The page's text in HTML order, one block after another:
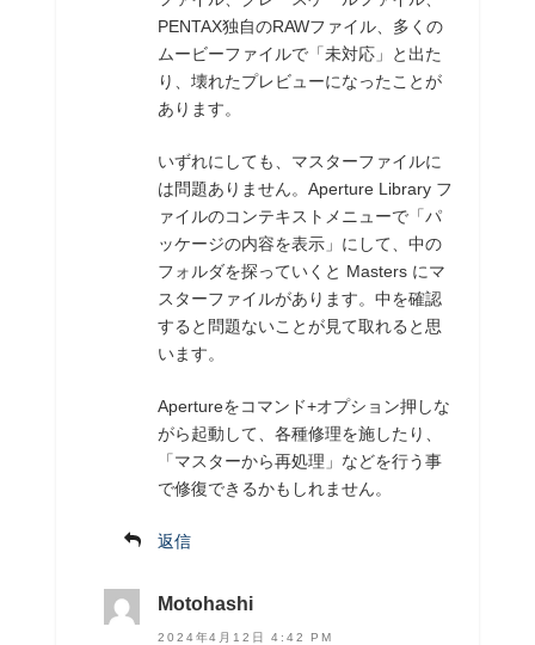
PENTAX独自のRAWファイル、多くの
ムービーファイルで「未対応」と出た
り、壊れたプレビューになったことが
あります。
いずれにしても、マスターファイルに
は問題ありません。Aperture Library フ
ァイルのコンテキストメニューで「パ
ッケージの内容を表示」にして、中の
フォルダを探っていくと Masters にマ
スターファイルがあります。中を確認
すると問題ないことが見て取れると思
います。
Apertureをコマンド+オプション押しな
がら起動して、各種修理を施したり、
「マスターから再処理」などを行う事
で修復できるかもしれません。
返信
Motohashi
2024年4月12日 4:42 PM